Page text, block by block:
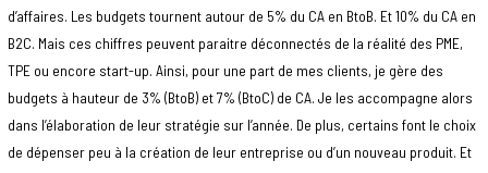
d’affaires. Les budgets tournent autour de 5% du CA en BtoB. Et 10% du CA en
B2C. Mais ces chiffres peuvent paraitre déconnectés de la réalité des PME,
TPE ou encore start-up. Ainsi, pour une part de mes clients, je gère des
budgets à hauteur de 3% (BtoB) et 7% (BtoC) de CA. Je les accompagne alors
dans l’élaboration de leur stratégie sur l’année. De plus, certains font le choix
de dépenser peu à la création de leur entreprise ou d’un nouveau produit. Et